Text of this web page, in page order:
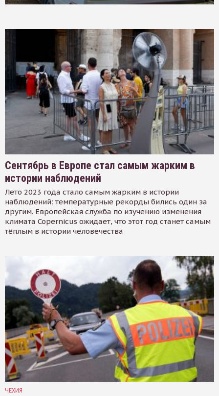
Сентябрь в Европе стал самым жарким в
истории наблюдений
Лето 2023 года стало самым жарким в истории
наблюдений: температурные рекорды бились один за
другим. Европейская служба по изучению изменения
климата Copernicus ожидает, что этот год станет самым
тёплым в истории человечества
ЧЕХИЯ